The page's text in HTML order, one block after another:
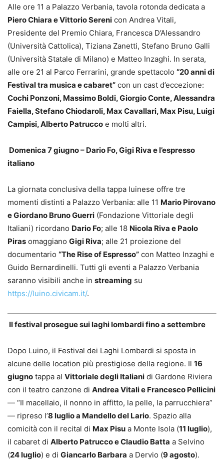
Alle ore 11 a Palazzo Verbania, tavola rotonda dedicata a
Piero Chiara e Vittorio Sereni con Andrea Vitali,
Presidente del Premio Chiara, Francesca D’Alessandro
(Università Cattolica), Tiziana Zanetti, Stefano Bruno Galli
(Università Statale di Milano) e Matteo Inzaghi. In serata,
alle ore 21 al Parco Ferrarini, grande spettacolo “20 anni di
Festival tra musica e cabaret” con un cast d’eccezione:
Cochi Ponzoni, Massimo Boldi, Giorgio Conte, Alessandra
Faiella, Stefano Chiodaroli, Max Cavallari, Max Pisu, Luigi
Campisi, Alberto Patrucco e molti altri.
Domenica 7 giugno – Dario Fo, Gigi Riva e l’espresso
italiano
La giornata conclusiva della tappa luinese offre tre
momenti distinti a Palazzo Verbania: alle 11 Mario Pirovano
e Giordano Bruno Guerri (Fondazione Vittoriale degli
Italiani) ricordano Dario Fo; alle 18 Nicola Riva e Paolo
Piras omaggiano Gigi Riva; alle 21 proiezione del
documentario “The Rise of Espresso” con Matteo Inzaghi e
Guido Bernardinelli. Tutti gli eventi a Palazzo Verbania
saranno visibili anche in streaming su
https://luino.civicam.it/.
Il festival prosegue sui laghi lombardi fino a settembre
Dopo Luino, il Festival dei Laghi Lombardi si sposta in
alcune delle location più prestigiose della regione. Il 16
giugno tappa al Vittoriale degli Italiani di Gardone Riviera
con il teatro canzone di Andrea Vitali e Francesco Pellicini
— “Il macellaio, il nonno in affitto, la pelle, la parrucchiera”
— ripreso l’8 luglio a Mandello del Lario. Spazio alla
comicità con il recital di Max Pisu a Monte Isola (11 luglio),
il cabaret di Alberto Patrucco e Claudio Batta a Selvino
(24 luglio) e di Giancarlo Barbara a Dervio (9 agosto).